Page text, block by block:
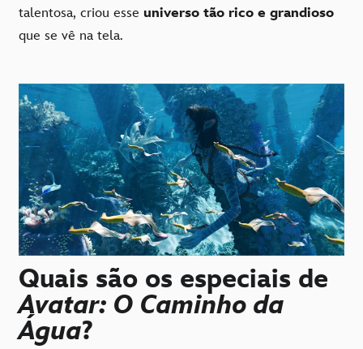
talentosa, criou esse universo tão rico e grandioso
que se vê na tela.
Quais são os especiais de
Avatar: O Caminho da
Água?